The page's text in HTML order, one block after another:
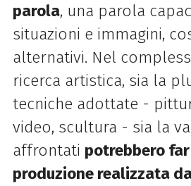
parola, una parola
situazioni e immagini,
alternativi. Nel
ricerca artistica, sia la
tecniche adottate -
video, scultura - sia la
affrontati potrebbero
produzione realizzata